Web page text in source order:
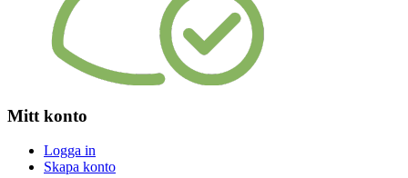
Mitt konto
Logga in
Skapa konto